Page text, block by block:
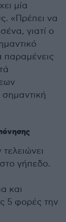
μία
«Πρέπει να
γιατί ο
παραμένεις
γήπεδο.
και
5 φορές την